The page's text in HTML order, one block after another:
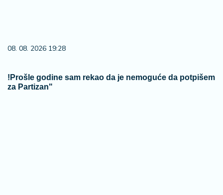
08. 08. 2026 19:28
!Prošle godine sam rekao da je nemoguće da potpišem
za Partizan"